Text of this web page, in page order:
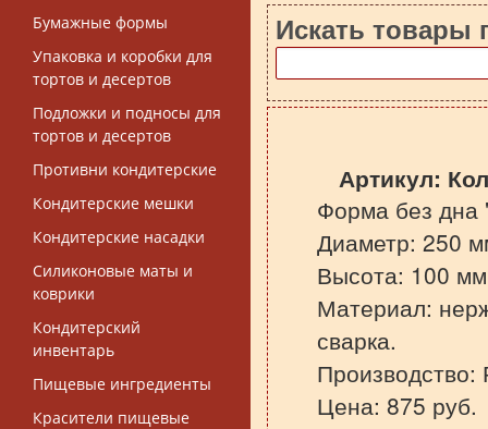
Бумажные формы
Упаковка и коробки для
тортов и десертов
Подложки и подносы для
тортов и десертов
Противни кондитерские
Кондитерские мешки
Кондитерские насадки
Силиконовые маты и
коврики
Кондитерский
инвентарь
Пищевые ингредиенты
Красители пищевые
Искать товары
Артикул:
Форма без дна
Диаметр: 250
Высота: 100
Материал:
сварка.
Производство:
Цена: 875 руб.